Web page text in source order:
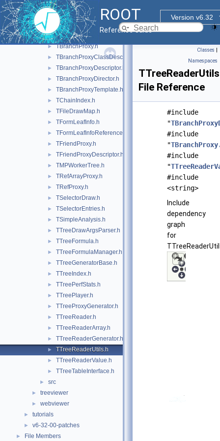
ROOT
Version v6.32
Reference Guide
► tree
▼ treeplayer
▼
► ROOT
► TBranchProxy.h
► TBranchProxyClassDescriptor.h
► TBranchProxyDescriptor.h
► TBranchProxyDirector.h
► TBranchProxyTemplate.h
► TChainIndex.h
► TFileDrawMap.h
► TFormLeafInfo.h
► TFormLeafInfoReference.h
► TFriendProxy.h
► TFriendProxyDescriptor.h
► TMPWorkerTree.h
► TRefArrayProxy.h
► TRefProxy.h
► TSelectorDraw.h
► TSelectorEntries.h
► TSimpleAnalysis.h
► TTreeDrawArgsParser.h
► TTreeFormula.h
► TTreeFormulaManager.h
► TTreeGeneratorBase.h
► TTreeIndex.h
► TTreePerfStats.h
► TTreePlayer.h
► TTreeProxyGenerator.h
► TTreeReader.h
► TTreeReaderArray.h
► TTreeReaderGenerator.h
► TTreeReaderUtils.h
► TTreeReaderValue.h
► TTreeTableInterface.h
► src
► treeviewer
► webviewer
► tutorials
► v6-32-00-patches
► File Members
Classes |
Namespaces
File Reference
#include
"
#include
"
#include
"
#include
<string>
Include
dependency
graph
for